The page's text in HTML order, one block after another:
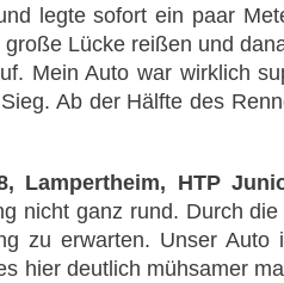
legte sofort ein paar
Lücke reißen und
Mein Auto war wirklich
Ab der Hälfte des
Lampertheim, HTP
nicht ganz rund. Durch
zu erwarten. Unser
hier deutlich mühsamer